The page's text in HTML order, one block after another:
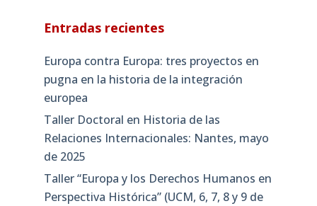
Entradas recientes
Europa contra Europa: tres proyectos en
pugna en la historia de la integración
europea
Taller Doctoral en Historia de las
Relaciones Internacionales: Nantes, mayo
de 2025
Taller “Europa y los Derechos Humanos en
Perspectiva Histórica” (UCM, 6, 7, 8 y 9 de